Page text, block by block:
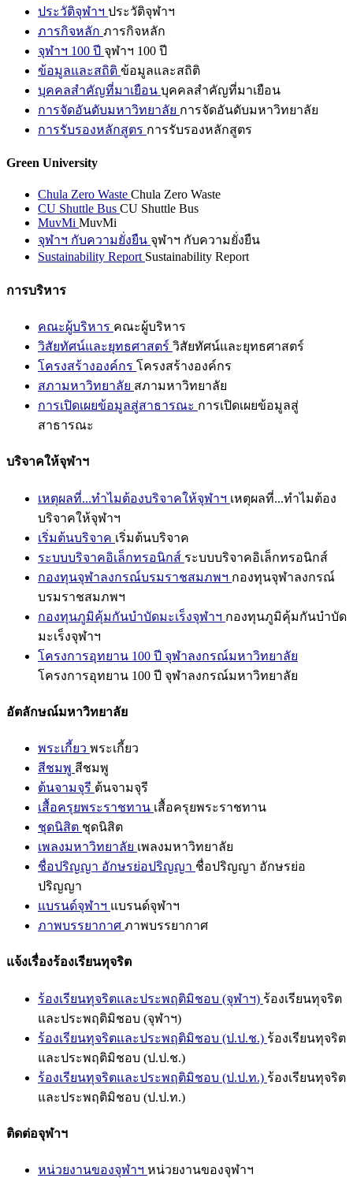
ประวัติจุฬาฯ ประวัติจุฬาฯ
ภารกิจหลัก ภารกิจหลัก
จุฬาฯ 100 ปี จุฬาฯ 100 ปี
ข้อมูลและสถิติ ข้อมูลและสถิติ
บุคคลสำคัญที่มาเยือน บุคคลสำคัญที่มาเยือน
การจัดอันดับมหาวิทยาลัย การจัดอันดับมหาวิทยาลัย
การรับรองหลักสูตร การรับรองหลักสูตร
Green University
Chula Zero Waste Chula Zero Waste
CU Shuttle Bus CU Shuttle Bus
MuvMi MuvMi
จุฬาฯ กับความยั่งยืน จุฬาฯ กับความยั่งยืน
Sustainability Report Sustainability Report
การบริหาร
คณะผู้บริหาร คณะผู้บริหาร
วิสัยทัศน์และยุทธศาสตร์ วิสัยทัศน์และยุทธศาสตร์
โครงสร้างองค์กร โครงสร้างองค์กร
สภามหาวิทยาลัย สภามหาวิทยาลัย
การเปิดเผยข้อมูลสู่สาธารณะ การเปิดเผยข้อมูลสู่
สาธารณะ
บริจาคให้จุฬาฯ
เหตุผลที่...ทำไมต้องบริจาคให้จุฬาฯ เหตุผลที่...ทำไมต้อง
บริจาคให้จุฬาฯ
เริ่มต้นบริจาค เริ่มต้นบริจาค
ระบบบริจาคอิเล็กทรอนิกส์ ระบบบริจาคอิเล็กทรอนิกส์
กองทุนจุฬาลงกรณ์บรมราชสมภพฯ กองทุนจุฬาลงกรณ์
บรมราชสมภพฯ
กองทุนภูมิคุ้มกันบำบัดมะเร็งจุฬาฯ กองทุนภูมิคุ้มกันบำบัด
มะเร็งจุฬาฯ
โครงการอุทยาน 100 ปี จุฬาลงกรณ์มหาวิทยาลัย
โครงการอุทยาน 100 ปี จุฬาลงกรณ์มหาวิทยาลัย
อัตลักษณ์มหาวิทยาลัย
พระเกี้ยว พระเกี้ยว
สีชมพู สีชมพู
ต้นจามจุรี ต้นจามจุรี
เสื้อครุยพระราชทาน เสื้อครุยพระราชทาน
ชุดนิสิต ชุดนิสิต
เพลงมหาวิทยาลัย เพลงมหาวิทยาลัย
ชื่อปริญญา อักษรย่อปริญญา ชื่อปริญญา อักษรย่อ
ปริญญา
แบรนด์จุฬาฯ แบรนด์จุฬาฯ
ภาพบรรยากาศ ภาพบรรยากาศ
แจ้งเรื่องร้องเรียนทุจริต
ร้องเรียนทุจริตและประพฤติมิชอบ (จุฬาฯ) ร้องเรียนทุจริต
และประพฤติมิชอบ (จุฬาฯ)
ร้องเรียนทุจริตและประพฤติมิชอบ (ป.ป.ช.) ร้องเรียนทุจริต
และประพฤติมิชอบ (ป.ป.ช.)
ร้องเรียนทุจริตและประพฤติมิชอบ (ป.ป.ท.) ร้องเรียนทุจริต
และประพฤติมิชอบ (ป.ป.ท.)
ติดต่อจุฬาฯ
หน่วยงานของจุฬาฯ หน่วยงานของจุฬาฯ